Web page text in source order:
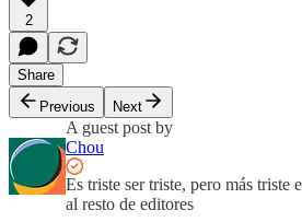
2
Share
Previous
Next
A guest post by
Chou
Es triste ser triste, pero más triste
al resto de editores